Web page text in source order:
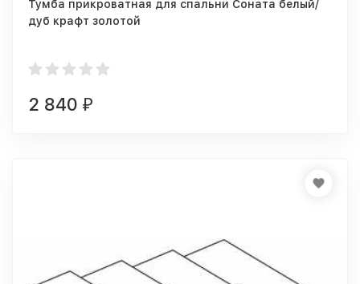
Тумба прикроватная для спальни Соната белый/
дуб крафт золотой
2 840 ₽